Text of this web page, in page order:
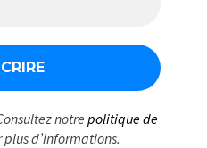
notre politique de
d’informations.